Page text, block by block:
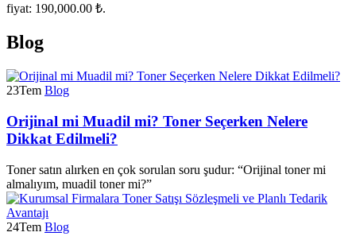
fiyat: 190,000.00 ₺.
Blog
23Tem Blog
Orijinal mi Muadil mi? Toner Seçerken Nelere
Dikkat Edilmeli?
Toner satın alırken en çok sorulan soru şudur: “Orijinal toner mi
almalıyım, muadil toner mi?”
24Tem Blog